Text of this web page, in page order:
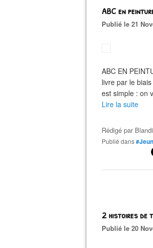
ABC en
Publié le 21
ABC EN
livre par le
est simple : on
Lire la suite
Rédigé par
Publié dans
2 histoires de
Publié le 20